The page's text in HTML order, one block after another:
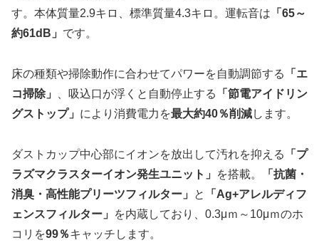
す。本体質量2.9キロ、標準質量4.3キロ。運転音は 「65～
約61dB」 です。
床の種類や掃除動作に合わせてパワーを自動調節する
「エ
コ掃除」
、吸込口が浮くと自動停止する
「節電アイドリン
グストップ」 により消費電力を最大約40％削減します。
ダストカップ中心部にイオンを放出して汚れを抑える
「プ
ラズマクラスターイオン発生ユニット」
を搭載。
「抗菌・
消臭・高性能プリーツフィルター」
と
「Ag+アレルディフ
ェンスフィルター」
を内蔵しており、0.3μｍ～10μｍのホ
コリを99％キャッチします。